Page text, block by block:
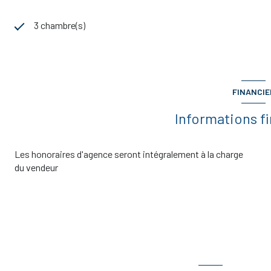
3 chambre(s)
Informations
Les honoraires d'agence seront intégralement à la charge
du vendeur